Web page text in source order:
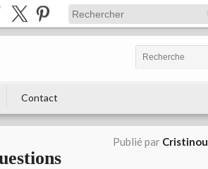
Contact
Publié par Cristinou